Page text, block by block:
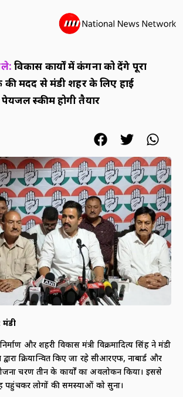
विकास कार्यों में कंगना को देंगे पूरा
की मदद से मंडी शहर के लिए हाई
पेयजल स्कीम होगी तैयार
और शहरी विकास मंत्री विक्रमादित्य सिंह ने मंडी
क्रियान्वित किए जा रहे सीआरएफ, नाबार्ड और
योजना चरण तीन के कार्यों का अवलोकन किया। इससे
पहुंचकर लोगों की समस्याओं को सुना।